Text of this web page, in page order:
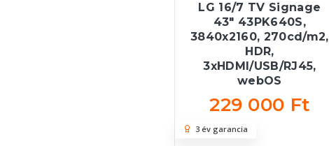
LG 16/7 TV Signage
43" 43PK640S,
3840x2160, 270cd/m2,
HDR,
3xHDMI/USB/RJ45,
webOS
229 000 Ft
3 év garancia